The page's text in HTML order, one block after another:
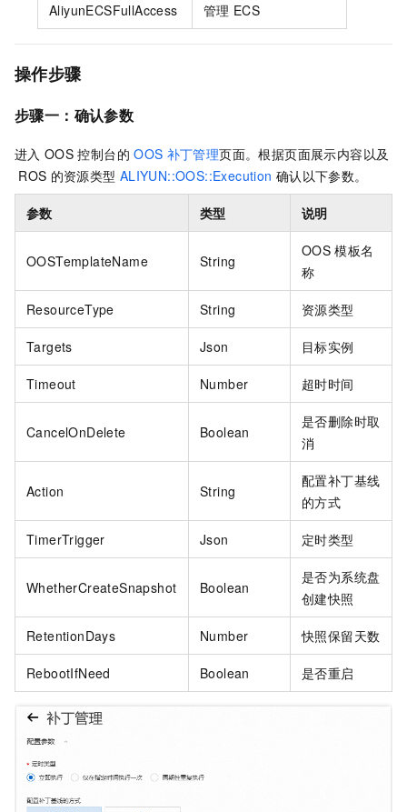
AliyunECSFullAccess 管理 ECS
操作步骤
步骤一：确认参数
进入 OOS 控制台的 OOS 补丁管理页面。根据页面展示内容以及
ROS 的资源类型 ALIYUN::OOS::Execution 确认以下参数。
参数 类型 说明
OOSTemplateName String
OOS 模板名
称
ResourceType String 资源类型
Targets Json 目标实例
Timeout Number 超时时间
CancelOnDelete Boolean
是否删除时取
消
Action String
配置补丁基线
的方式
TimerTrigger Json 定时类型
WhetherCreateSnapshot Boolean
是否为系统盘
创建快照
RetentionDays Number 快照保留天数
RebootIfNeed Boolean 是否重启